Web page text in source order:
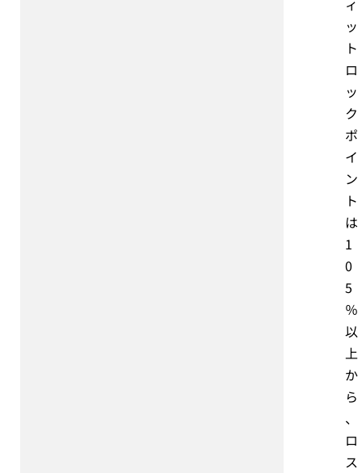
ィ
ッ
ト
ロ
ッ
ク
ポ
イ
ン
ト
は
1
0
5
％
以
上
か
ら
、
ロ
ス